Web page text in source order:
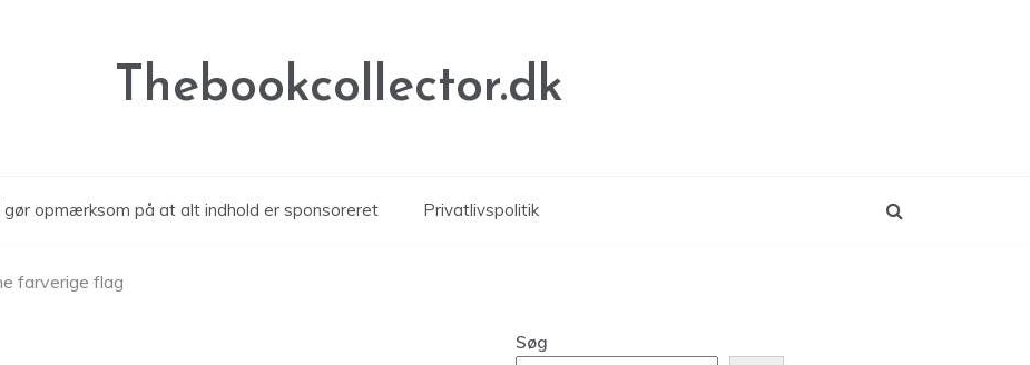
Thebookcollector.dk
gør opmærksom på at alt indhold er sponsoreret Privatlivspolitik
farverige flag
Søg